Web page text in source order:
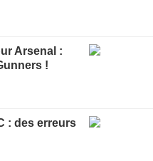
Arsenal :
!
: des erreurs